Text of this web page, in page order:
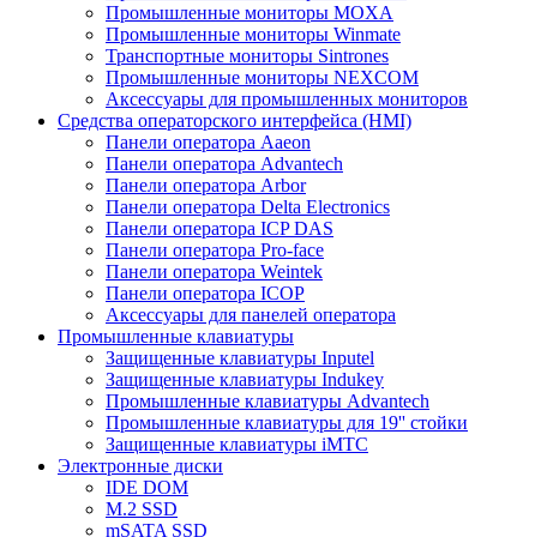
Промышленные мониторы MOXA
Промышленные мониторы Winmate
Транспортные мониторы Sintrones
Промышленные мониторы NEXCOM
Аксессуары для промышленных мониторов
Средства операторского интерфейса (HMI)
Панели оператора Aaeon
Панели оператора Advantech
Панели оператора Arbor
Панели оператора Delta Electronics
Панели оператора ICP DAS
Панели оператора Pro-face
Панели оператора Weintek
Панели оператора ICOP
Аксессуары для панелей оператора
Промышленные клавиатуры
Защищенные клавиатуры Inputel
Защищенные клавиатуры Indukey
Промышленные клавиатуры Advantech
Промышленные клавиатуры для 19'' стойки
Защищенные клавиатуры iMTC
Электронные диски
IDE DOM
M.2 SSD
mSATA SSD